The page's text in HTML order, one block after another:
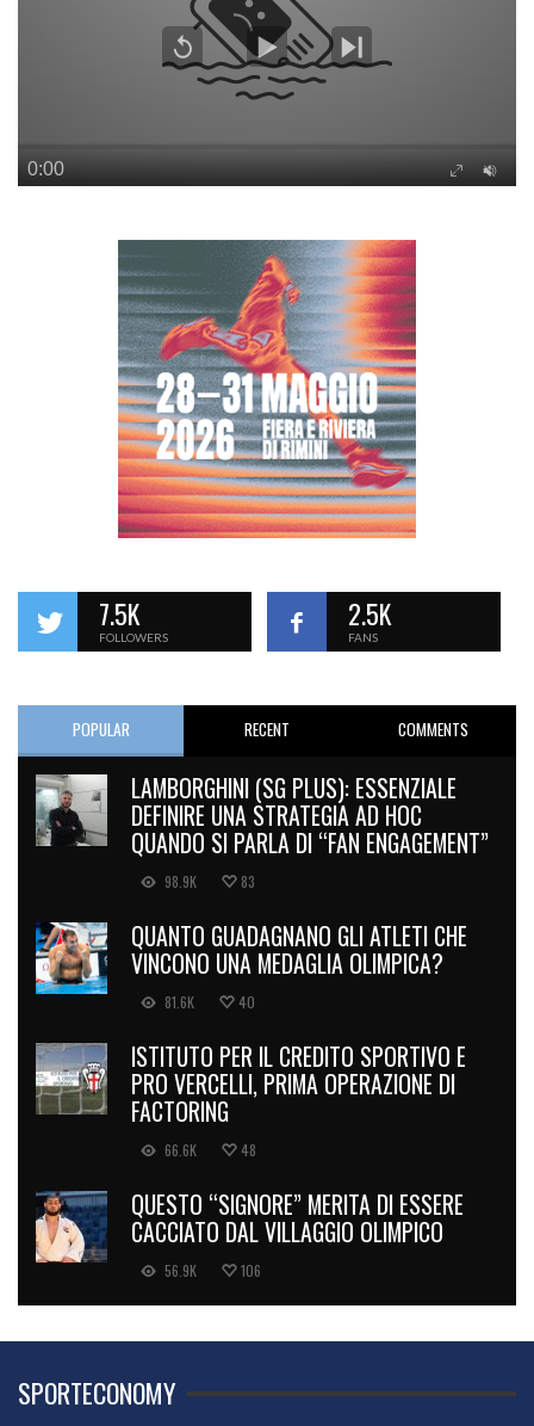
7.5K
FOLLOWERS
2.5K
FANS
POPULAR RECENT COMMENTS
LAMBORGHINI (SG PLUS): ESSENZIALE
DEFINIRE UNA STRATEGIA AD HOC
QUANDO SI PARLA DI “FAN ENGAGEMENT”
98.9K 83
QUANTO GUADAGNANO GLI ATLETI CHE
VINCONO UNA MEDAGLIA OLIMPICA?
81.6K 40
ISTITUTO PER IL CREDITO SPORTIVO E
PRO VERCELLI, PRIMA OPERAZIONE DI
FACTORING
66.6K 48
QUESTO “SIGNORE” MERITA DI ESSERE
CACCIATO DAL VILLAGGIO OLIMPICO
56.9K 106
SPORTECONOMY